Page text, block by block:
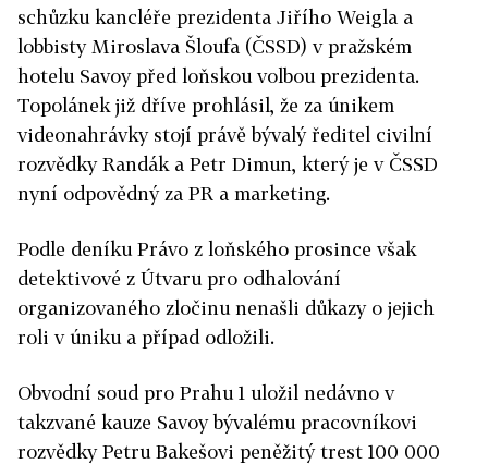
schůzku kancléře prezidenta Jiřího Weigla a
lobbisty Miroslava Šloufa (ČSSD) v pražském
hotelu Savoy před loňskou volbou prezidenta.
Topolánek již dříve prohlásil, že za únikem
videonahrávky stojí právě bývalý ředitel civilní
rozvědky Randák a Petr Dimun, který je v ČSSD
nyní odpovědný za PR a marketing.
Podle deníku Právo z loňského prosince však
detektivové z Útvaru pro odhalování
organizovaného zločinu nenašli důkazy o jejich
roli v úniku a případ odložili.
Obvodní soud pro Prahu 1 uložil nedávno v
takzvané kauze Savoy bývalému pracovníkovi
rozvědky Petru Bakešovi peněžitý trest 100 000